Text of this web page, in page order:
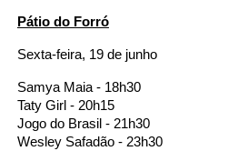
Pátio do Forró
Sexta-feira, 19 de junho
Samya Maia - 18h30
Taty Girl - 20h15
Jogo do Brasil - 21h30
Wesley Safadão - 23h30